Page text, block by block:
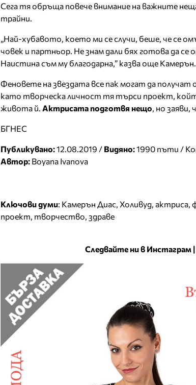
Сега тя обръща повече внимание на важните
трайни.
„Най-хубавото, което ми се случи, беше, че се
човек и партньор. Не знам дали бях готова да се
Наистина съм му благодарна,” казва още Камерън.
Феновете на звездата все пак могат да
като творческа личност тя търси проект,
живота й. Актрисата подготвя нещо , но
БГНЕС
Публикувано:12.08.2019 / Видяно:1990 пъти /
Автор: Boyana Ivanova
Ключови думи: Камерън Диас Холивуд актриса
проект творчество здраве
Следвайте ни в Инстаграм |